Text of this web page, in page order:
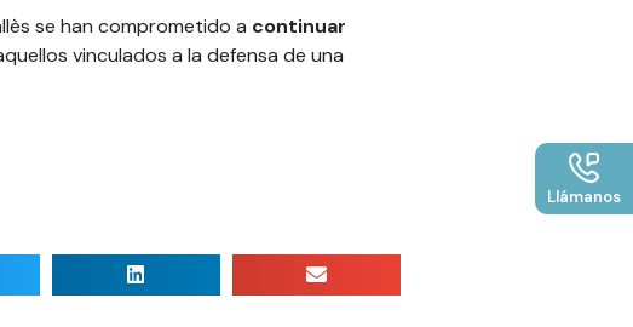
se han comprometido a continuar
vinculados a la defensa de una
Llámanos